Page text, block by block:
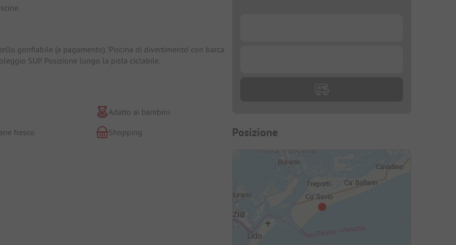
gonfiabile (a pagamento). 'Piscina di divertimento' con barca
SUP. Posizione lungo la pista ciclabile.
Adatto ai bambini
fresco
Shopping Posizione